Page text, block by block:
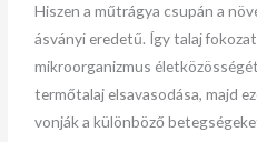
Hiszen a műtrágya csupán a
ásványi eredetű. Így talaj
mikroorganizmus
termőtalaj elsavasodása, majd
vonják a különböző